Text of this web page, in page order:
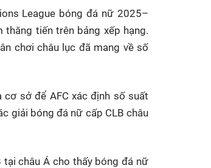
League bóng đá nữ 2025–
tiến trên bảng xếp hạng.
chơi châu lục đã mang về số
sở để AFC xác định số suất
giải bóng đá nữ cấp CLB châu
châu Á cho thấy bóng đá nữ